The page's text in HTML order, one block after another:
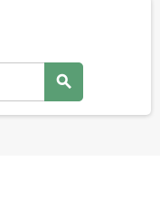
search